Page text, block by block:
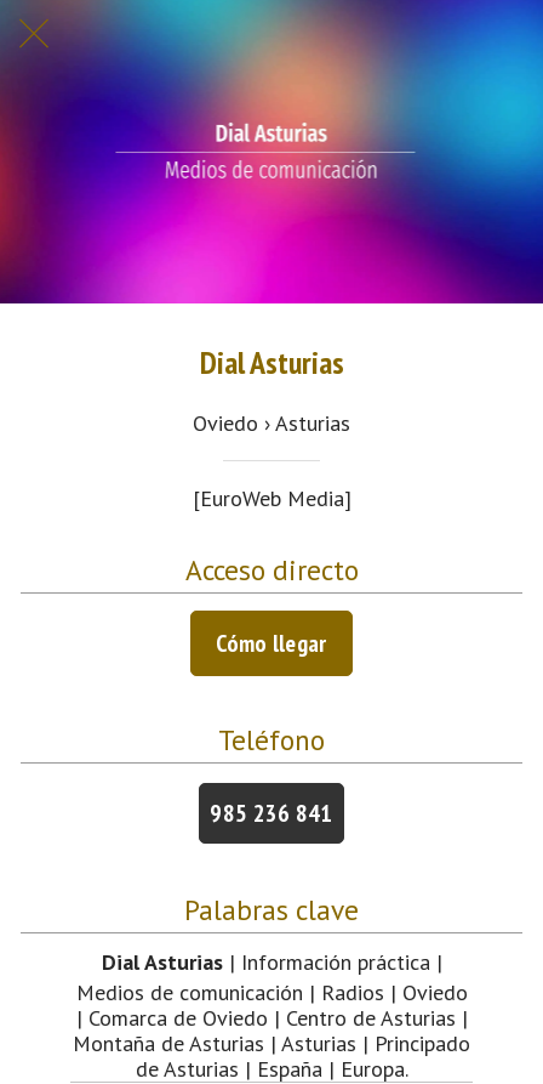
Dial Asturias
Oviedo › Asturias
[EuroWeb Media]
Acceso directo
Cómo llegar
Teléfono
985 236 841
Palabras clave
Dial Asturias| Información práctica |
Medios de comunicación | Radios | Oviedo
| Comarca de Oviedo | Centro de Asturias |
Montaña de Asturias | Asturias | Principado
de Asturias | España | Europa.